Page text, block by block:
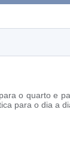
o quarto e
para o dia a